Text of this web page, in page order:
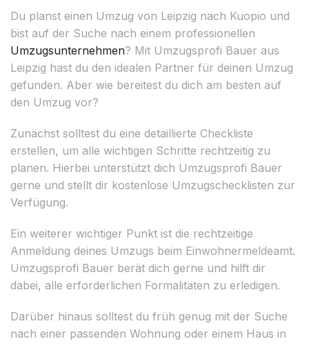
Du planst einen Umzug von Leipzig nach Kuopio und
bist auf der Suche nach einem professionellen
Umzugsunternehmen? Mit Umzugsprofi Bauer aus
Leipzig hast du den idealen Partner für deinen Umzug
gefunden. Aber wie bereitest du dich am besten auf
den Umzug vor?
Zunächst solltest du eine detaillierte Checkliste
erstellen, um alle wichtigen Schritte rechtzeitig zu
planen. Hierbei unterstützt dich Umzugsprofi Bauer
gerne und stellt dir kostenlose Umzugschecklisten zur
Verfügung.
Ein weiterer wichtiger Punkt ist die rechtzeitige
Anmeldung deines Umzugs beim Einwohnermeldeamt.
Umzugsprofi Bauer berät dich gerne und hilft dir
dabei, alle erforderlichen Formalitäten zu erledigen.
Darüber hinaus solltest du früh genug mit der Suche
nach einer passenden Wohnung oder einem Haus in